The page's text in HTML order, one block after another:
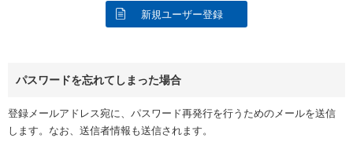
新規ユーザー登録
パスワードを忘れてしまった場合
登録メールアドレス宛に、パスワード再発行を行うためのメールを送信
します。なお、送信者情報も送信されます。